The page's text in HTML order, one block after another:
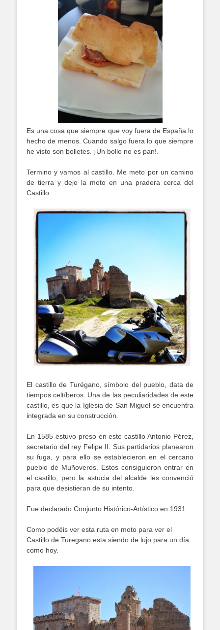
Es una cosa que siempre que voy fuera de España lo
hecho de menos. Cuando salgo fuera lo que siempre
he visto son bolletes. ¡Un bollo no es pan!.
Termino y vamos al castillo. Me meto por un camino
de tierra y dejo la moto en una pradera cerca del
Castillo.
El castillo de Turégano, símbolo del pueblo, data de
tiempos celtíberos. Una de las peculiaridades de este
castillo, es que la Iglesia de San Miguel se encuentra
integrada en su construcción.
En 1585 estuvo preso en este castillo Antonio Pérez,
secretario del rey Felipe II. Sus partidarios planearon
su fuga, y para ello se establecieron en el cercano
pueblo de Muñoveros. Estos consiguieron entrar en
el castillo, pero la astucia del alcalde les convenció
para que desistieran de su intento.
Fue declarado Conjunto Histórico-Artístico en 1931.
Como podéis ver esta ruta en moto para ver el
Castillo de Turegano esta siendo de lujo para un día
como hoy.